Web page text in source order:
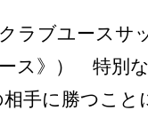
クラブユースサ
ス》） 特別
手に勝つこ